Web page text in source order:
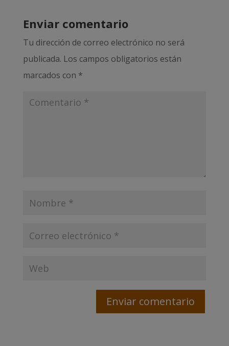
Enviar comentario
Tu dirección de correo electrónico no será
publicada. Los campos obligatorios están
marcados con *